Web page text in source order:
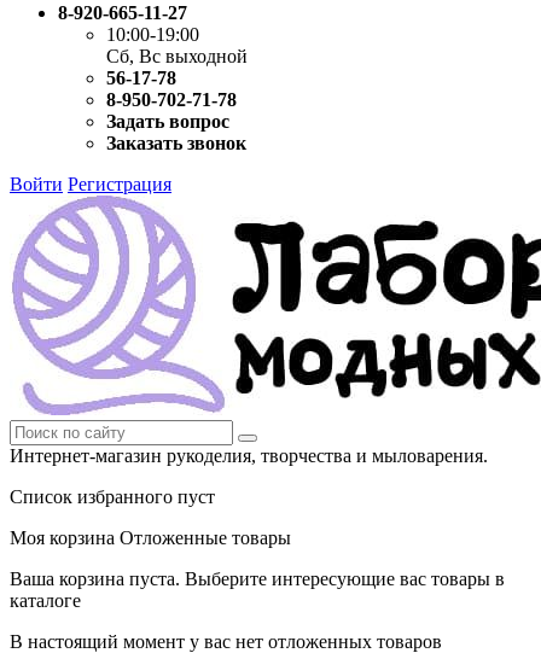
8-920-665-11-27
10:00-19:00
Сб, Вс выходной
56-17-78
8-950-702-71-78
Задать вопрос
Заказать звонок
Войти Регистрация
Интернет-магазин рукоделия, творчества и мыловарения.
Список избранного пуст
Моя корзина Отложенные товары
Ваша корзина пуста. Выберите интересующие вас товары в
каталоге
В настоящий момент у вас нет отложенных товаров